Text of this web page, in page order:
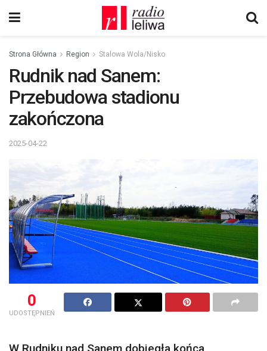
Strona Główna Region Stalowa Wola/Nisko
Rudnik nad Sanem:
Przebudowa stadionu
zakończona
2025-04-22
0
UDOSTĘPNIEŃ